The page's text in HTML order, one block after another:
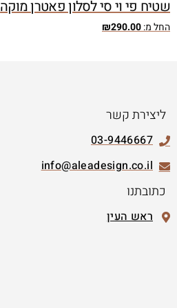
שטיח פי וי סי לסלון פאטרן מוקה
החל מ: ₪290.00
ליצירת קשר
03-9446667
info@aleadesign.co.il
כתובתנו
ראש העין